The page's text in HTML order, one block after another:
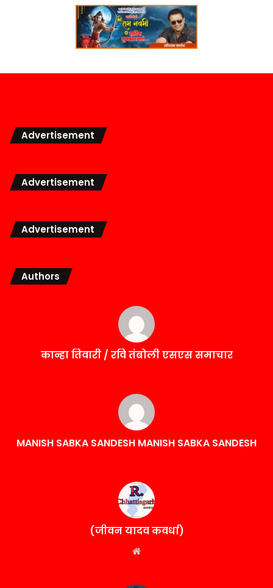
Advertisement
Advertisement
Advertisement
Authors
कान्हा तिवारी / रवि तंबोली एसएस समाचार
MANISH SABKA SANDESH MANISH SABKA SANDESH
(जीवन यादव कवर्धा)